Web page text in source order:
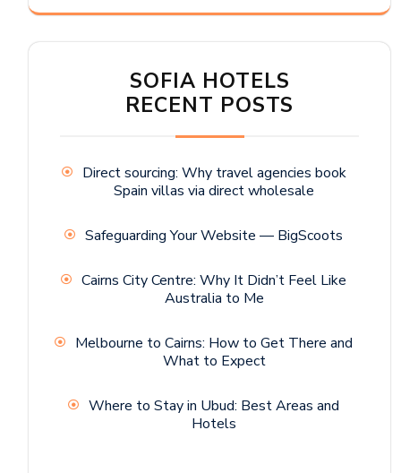
SOFIA HOTELS
RECENT POSTS
Direct sourcing: Why travel agencies book
Spain villas via direct wholesale
Safeguarding Your Website — BigScoots
Cairns City Centre: Why It Didn’t Feel Like
Australia to Me
Melbourne to Cairns: How to Get There and
What to Expect
Where to Stay in Ubud: Best Areas and
Hotels